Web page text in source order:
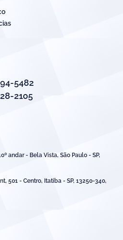
5482
2105
andar - Bela Vista, São Paulo - SP,
501 - Centro, Itatiba - SP, 13250-340,